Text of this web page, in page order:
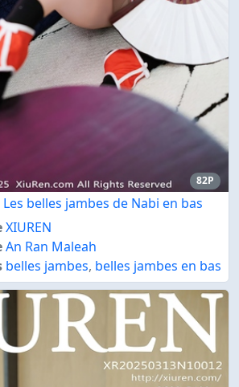
82P
Les belles jambes de Nabi en bas
XIUREN
An Ran Maleah
belles jambes, belles jambes en bas